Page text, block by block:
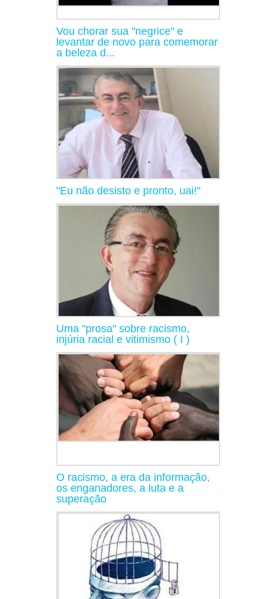
Vou chorar sua "negrice" e
levantar de novo para comemorar
a beleza d...
"Eu não desisto e pronto, uai!"
Uma "prosa" sobre racismo,
injúria racial e vitimismo ( I )
O racismo, a era da informação,
os enganadores, a luta e a
superação